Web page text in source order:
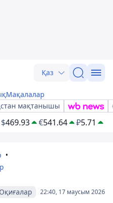
Қаз
Мақалалар
мақтанышы
$469.93 €541.64 ₽5.71
22:40, 17 маусым 2026
Оқиғалар